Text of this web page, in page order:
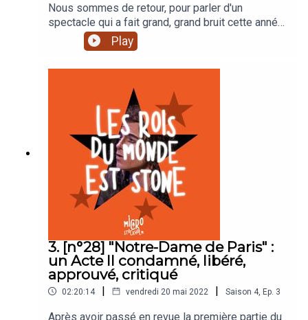
Nous sommes de retour, pour parler d'un
spectacle qui a fait grand, grand bruit cette année
: Starmania, dans sa version 2022 ! Amélie,
Virginie et Julien reviennent sur les coulisses de
version. Il nous a expliqué son travail de création,
ses choix artistiques, et les dessous du montage
du spectacle.Merci au Pley Hotel, un hôtel dédié
à la radio et au podcast, qui nous a accueilli pour
cet enregistrement !Photo de vignette : Anthony
Dorfmann.
Play
3. [n°28] "Notre-Dame de Paris" :
un Acte II condamné, libéré,
approuvé, critiqué
02:20:14 | vendredi 20 mai 2022 | Saison 4, Ep. 3
Après avoir passé en revue la première partie du